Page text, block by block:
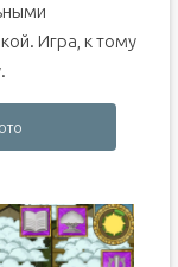
Игра, к тому